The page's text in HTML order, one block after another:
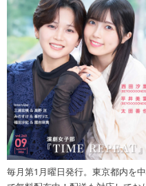
毎月第1月曜日発行。東京都内を